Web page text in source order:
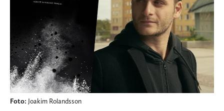
Foto: Joakim Rolandsson